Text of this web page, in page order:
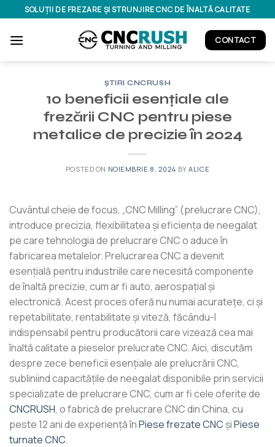
to
content
SOLUȚII DE FREZARE ȘI STRUNJIRE CNC DE ÎNALTĂ CALITATE
CONTACT
ȘTIRI CNCRUSH
10 beneficii esențiale ale
frezării CNC pentru piese
metalice de precizie în 2024
POSTED ON NOIEMBRIE 8, 2024 BYALICE
Cuvântul cheie de focus, „CNC Milling” (prelucrare CNC),
introduce precizia, flexibilitatea și eficiența de neegalat
pe care tehnologia de prelucrare CNC o aduce în
fabricarea metalelor. Prelucrarea CNC a devenit
esențială pentru industriile care necesită componente
de înaltă precizie, cum ar fi auto, aerospațial și
electronică. Acest proces oferă nu numai acuratețe, ci și
repetabilitate, rentabilitate și viteză, făcându-l
indispensabil pentru producătorii care vizează cea mai
înaltă calitate a pieselor prelucrate CNC. Aici, discutăm
despre zece beneficii esențiale ale prelucrării CNC,
subliniind capacitățile de neegalat disponibile prin servicii
specializate de prelucrare CNC, cum ar fi cele oferite de
CNCRUSH, o fabrică de prelucrare CNC din China, cu
peste 12 ani de experiență înPiese frezate CNC şiPiese
turnate CNC.